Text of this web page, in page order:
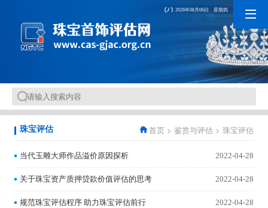
2026年08月06日 星期四
珠宝评估 首页 > 鉴赏与评估 > 珠宝评估
当代玉雕大师作品溢价原因探析 2022-04-28
关于珠宝资产质押贷款价值评估的思考 2022-04-28
规范珠宝评估程序 助力珠宝评估前行 2022-04-28